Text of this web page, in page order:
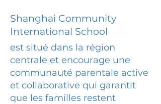
Shanghai Community
International School
est situé dans la région
centrale et encourage une
communauté parentale active
et collaborative qui garantit
que les familles restent